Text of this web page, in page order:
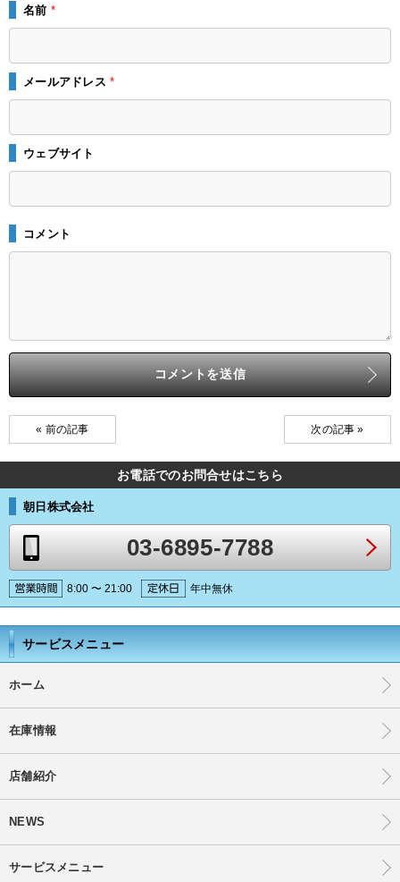
名前 *
メールアドレス*
ウェブサイト
コメント
« 前の記事 次の記事 »
お電話でのお問合せはこちら
朝日株式会社
03-6895-7788
8:00 〜 21:00 年中無休
サービスメニュー
ホーム
在庫情報
店舗紹介
NEWS
サービスメニュー